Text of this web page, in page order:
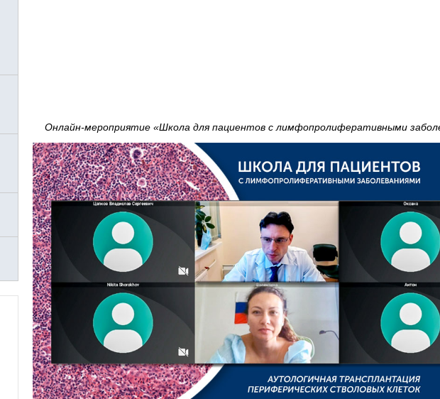
Онлайн-мероприятие «Школа для пациентов с лимфопролиферативными